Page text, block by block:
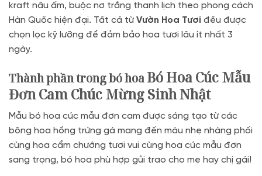
kraft nâu ấm, buộc nơ trắng thanh lịch theo phong cách
Hàn Quốc hiện đại. Tất cả từVườn Hoa Tươi đều được
chọn lọc kỹ lưỡng để đảm bảo hoa tươi lâu ít nhất 3
ngày.
Thành phần trong bó hoaBó Hoa Cúc Mẫu
Đơn Cam Chúc Mừng Sinh Nhật
Mẫu bó hoa cúc mẫu đơn cam được sáng tạo từ các
bông hoa hồng trứng gà mang đến màu nhẹ nhàng phối
cùng hoa cẩm chướng tươi vui cùng hoa cúc mẫu đơn
sang trọng, bó hoa phù hợp gủi trao cho mẹ hay chị gái!